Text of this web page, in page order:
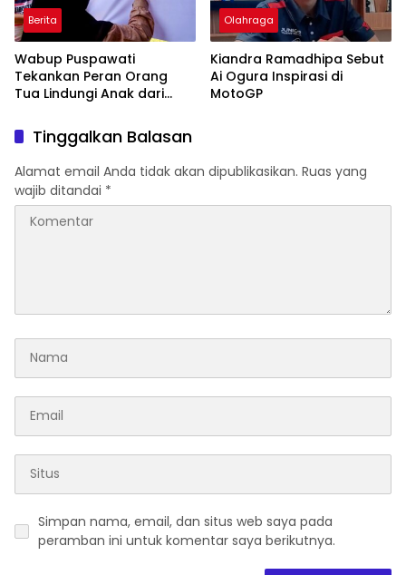
Berita
Wabup Puspawati
Tekankan Peran Orang
Tua Lindungi Anak dari
Gawai
Olahraga
Kiandra Ramadhipa Sebut
Ai Ogura Inspirasi di
MotoGP
Tinggalkan Balasan
Alamat email Anda tidak akan dipublikasikan. Ruas yang
wajib ditandai *
Simpan nama, email, dan situs web saya pada
peramban ini untuk komentar saya berikutnya.